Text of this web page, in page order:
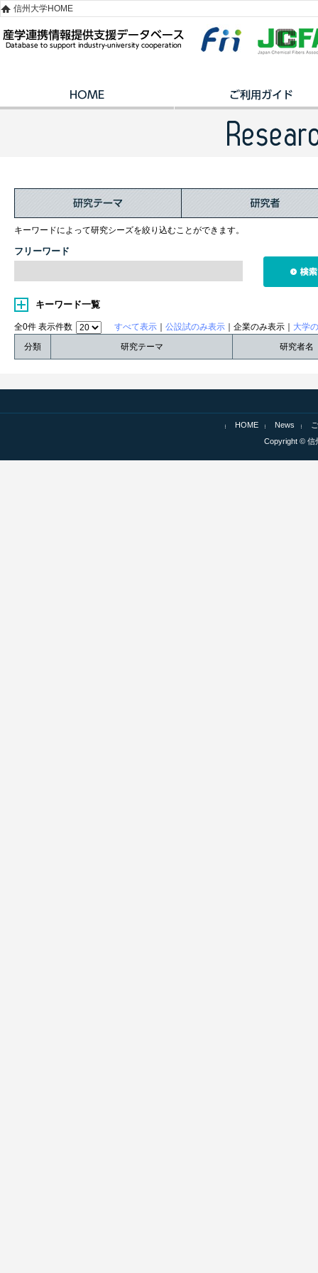
信州大学HOME
キーワードによって研究シーズを絞り込むことができます。
フリーワード
キーワード一覧
全0件 表示件数 すべて表示 公設試のみ表示 ｜企業のみ表示｜ 大学
分類
研究テーマ 研究者名
HOME News
Copyright © 信